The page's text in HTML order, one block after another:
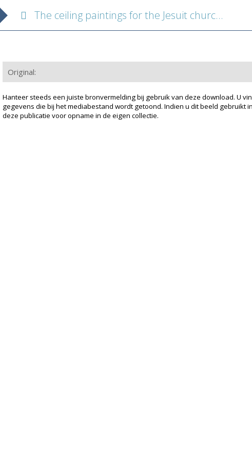
The ceiling paintings for the Jesuit church in Antwerp
Original:
Hanteer steeds een juiste bronvermelding bij gebruik van deze download. U
gegevens die bij het mediabestand wordt getoond. Indien u dit beeld
deze publicatie voor opname in de eigen collectie.